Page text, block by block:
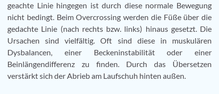
geachte Linie hingegen ist durch diese normale Bewegung
nicht bedingt. Beim Overcrossing werden die Füße über die
gedachte Linie (nach rechts bzw. links) hinaus gesetzt. Die
Ursachen sind vielfältig. Oft sind diese in muskulären
Dysbalancen, einer Beckeninstabilität oder einer
Beinlängendifferenz zu finden. Durch das Übersetzen
verstärkt sich der Abrieb am Laufschuh hinten außen.